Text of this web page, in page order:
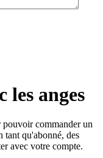
les anges
pouvoir commander un
tant qu'abonné, des
avec votre compte.